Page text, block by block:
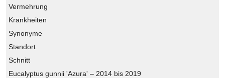
Vermehrung
Krankheiten
Synonyme
Standort
Schnitt
Eucalyptus gunnii 'Azura' – 2014 bis 2019